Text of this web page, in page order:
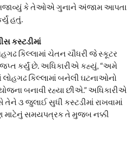
કે તેઓએ ગુનાને અંજામ આપતા
હતું.
કસ્ટડીમાં
કિલ્લામાં ચેતન ચૌધરી જે સ્કૂટર
કર્યું છે. અધિકારીએ કહ્યું, “અમે
લોહગઢ કિલ્લામાં બનેલી ઘટનાઓનો
બનાવી રહ્યા છીએ.” અધિકારીએ
તેને ૩ જુલાઈ સુધી કસ્ટડીમાં રાખવામાં
માટેનું સમયપત્રક તે મુજબ નક્કી